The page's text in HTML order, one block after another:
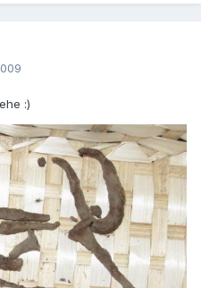
:)